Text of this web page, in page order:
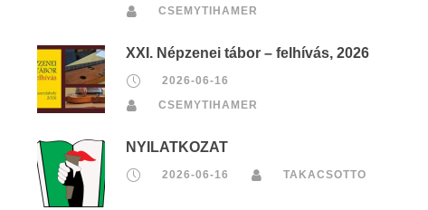
CSEMYTIHAMER
XXI. Népzenei tábor – felhívás, 2026
2026-06-16
CSEMYTIHAMER
NYILATKOZAT
2026-06-16 TAKACSOTTO